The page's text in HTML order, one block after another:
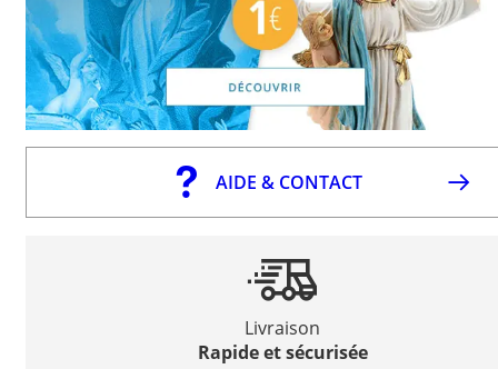
AIDE & CONTACT
Livraison
Rapide et sécurisée